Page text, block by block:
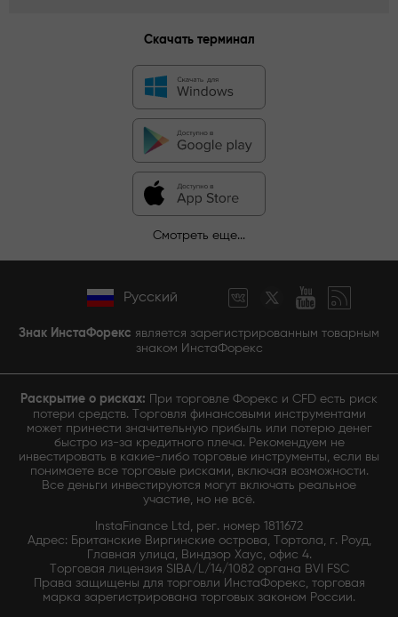
Скачать терминал
Смотреть еще...
Русский
Знак ИнстаФорекс является зарегистрированным товарным
знаком ИнстаФорекс
Раскрытие о рисках: При торговле Форекс и CFD есть риск
потери средств. Торговля финансовыми инструментами
может принести значительную прибыль или потерю денег
быстро из-за кредитного плеча. Рекомендуем не
инвестировать в какие-либо торговые инструменты, если вы
понимаете все торговые рисками, включая возможности.
Все деньги инвестируются могут включать реальное
участие, но не всё.
InstaFinance Ltd, рег. номер 1811672
Адрес: Британские Виргинские острова, Тортола, г. Роуд,
Главная улица, Виндзор Хаус, офис 4.
Торговая лицензия SIBA/L/14/1082 органа BVI FSC
Права защищены для торговли ИнстаФорекс, торговая
марка зарегистрирована торговых законом России.